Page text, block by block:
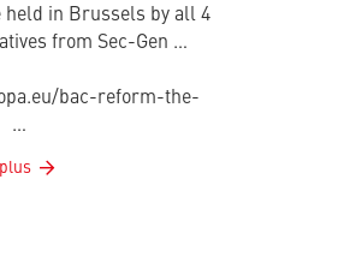
held in Brussels by all 4
from Sec-Gen …
bac-reform-the-
…